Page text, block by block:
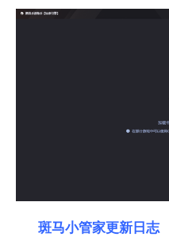
斑马小管家更新日志